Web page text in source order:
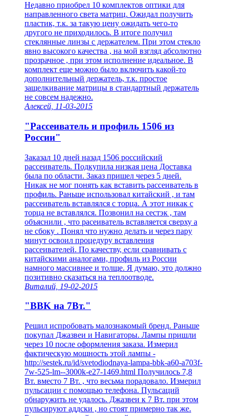
Недавно приобрел 10 комплектов оптики для
направленного света матриц. Ожидал получить
пластик, т.к. за такую цену ожидать чего-то
другого не приходилось. В итоге получил
стеклянные линзы с держателем. При этом стекло
явно высокого качества , на мой взгляд абсолютно
прозрачное , при этом исполнение идеальное. В
комплект еще можно было включить какой-то
дополнительный держатель, т.к. простое
защелкивание матрицы в стандартный держатель
не совсем надежно.
Алексей, 11-03-2015
"Рассеиватель и профиль 1506 из
России"
Заказал 10 дней назад 1506 российский
рассеиватель. Подкупила низкая цена Доставка
была по области. Заказ пришел через 5 дней.
Никак не мог понять как вставить рассеиватель в
профиль. Раньше использовал китайский , и там
рассеиватель вставлялся с торца. А этот никак с
торца не вставлялся. Позвонил на сестэк , там
объяснили , что расеиватель вставляется сверху а
не сбоку . Понял что нужно делать и через пару
минут освоил процедуру вставления
рассеивателей. По качеству, если сравнивать с
китайскими аналогами, профиль из России
намного массивнее и толще. Я думаю, это должно
позитивно сказаться на теплоотводе.
Виталий, 19-02-2015
"BBK на 7Вт."
Решил испробовать малознакомый бренд. Раньше
покупал Джазвеи и Навигаторы. Лампы пришли
через 10 после оформления заказа. Измерил
фактическую мощность этой лампы -
http://sestek.ru/id/svetodiodnaya-lampa-bbk-a60-a703f-
7w-525-lm--3000k-e27-1469.html Получилось 7,8
Вт. вместо 7 Вт. , что весьма порадовало. Измерил
пульсации с помощью телефона. Пульсаций
обнаружить не удалось. Джазвеи к 7 Вт. при этом
пульсируют аддски , но стоят примерно так же.